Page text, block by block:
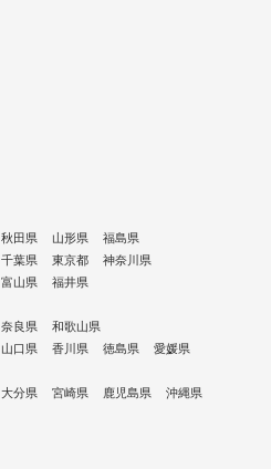
秋田県 山形県
福島県
千葉県 東京都
神奈川県
富山県
福井県
奈良県
和歌山県
山口県 香川県 徳島県
愛媛県
大分県 宮崎県 鹿児島県 沖縄県